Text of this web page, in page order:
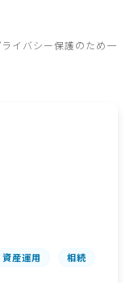
イバシー保護のため一
資産運用 相続